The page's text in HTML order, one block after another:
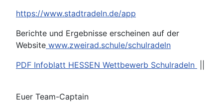
https://www.stadtradeln.de/app
Berichte und Ergebnisse erscheinen auf der
Website www.zweirad.schule/schulradeln
PDF Infoblatt HESSEN Wettbewerb Schulradeln
Euer Team-Captain